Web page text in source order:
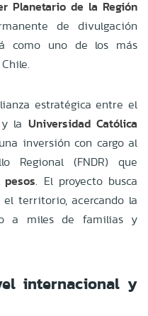
Planetario de la Región
de divulgación
como uno de los más
.
estratégica entre el
la Universidad Católica
inversión con cargo al
Regional (FNDR) que
pesos. El proyecto busca
territorio, acercando la
a miles de familias y
internacional y